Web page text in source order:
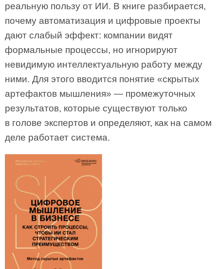
реальную пользу от ИИ. В книге разбирается,
почему автоматизация и цифровые проекты
дают слабый эффект: компании видят
формальные процессы, но игнорируют
невидимую интеллектуальную работу между
ними. Для этого вводится понятие «скрытых
артефактов мышления» — промежуточных
результатов, которые существуют только
в голове экспертов и определяют, как на самом
деле работает система.